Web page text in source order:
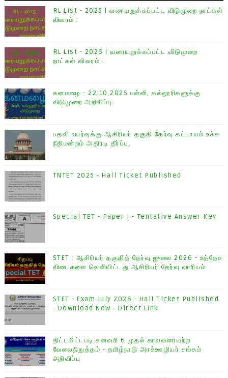
RL List - 2025 | வரையறுக்கப்பட்ட விடுமுறை நாட்கள்
விவரம் :
RL List - 2026 | வரையறுக்கப்பட்ட விடுமுறை
நாட்கள் விவரம் :
கனமழை - 22.10.2025 பள்ளி, கல்லூரிகளுக்கு
விடுமுறை அறிவிப்பு.
பதவி உயர்வுக்கு ஆசிரியர் தகுதி தேர்வு கட்டாயம் உச்ச
நீதிமன்றம் அதிரடி தீர்ப்பு.
TNTET 2025 - Hall Ticket Published
Special TET - Paper I - Tentative Answer Key
STET : ஆசிரியர் தகுதித் தேர்வு ஜுலை 2026 - உத்தேச
விடைகளை வெளியிட்டது ஆசிரியர் தேர்வு வாரியம்
STET - Exam July 2026 - Hall Ticket Published
- Download Now - Direct Link
திட்டமிட்டபடி சனவரி 6 முதல் காலவரையற்ற
வேலைநிறுத்தம் - தமிழ்நாடு அரசு்ஊழியர் சங்கம்
அறிவிப்பு